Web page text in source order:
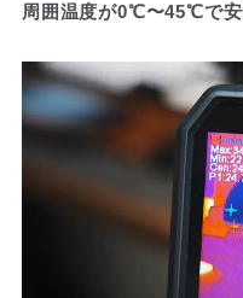
周囲温度が0℃〜45℃で